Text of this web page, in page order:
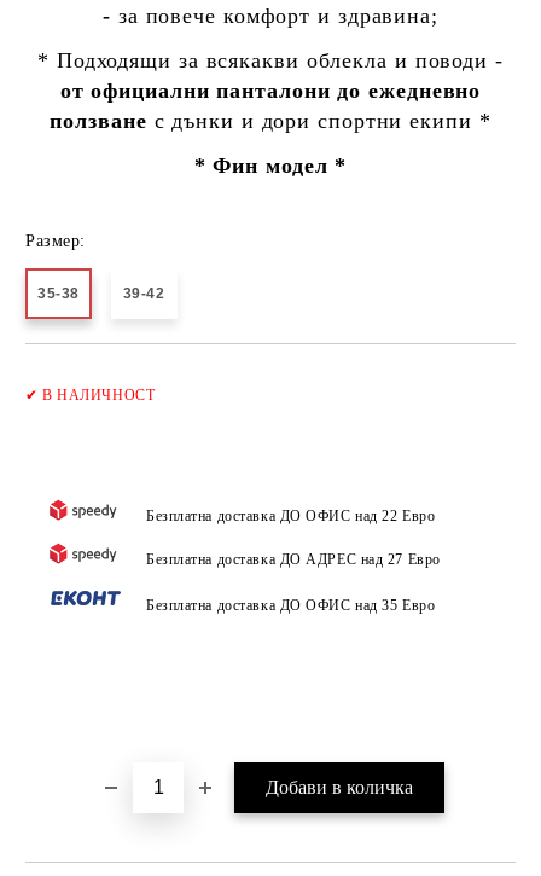
- за повече комфорт и здравина;
* Подходящи за всякакви облекла и поводи -
от официални панталони до ежедневно
ползване с дънки и дори спортни екипи *
* Фин модел *
Размер:
35-38 39-42
✔В НАЛИЧНОСТ
Безплатна доставка ДО ОФИС над 22 Евро
Безплатна доставка ДО АДРЕС над 27 Евро
Безплатна доставка ДО ОФИС над 35 Евро